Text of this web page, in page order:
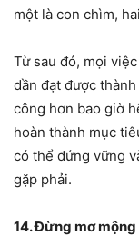
một là con chìm,
Từ sau đó, mọi
dần đạt được
công hơn bao giờ
hoàn thành mục
có thể đứng vững
gặp phải.
14. Đừng mơ